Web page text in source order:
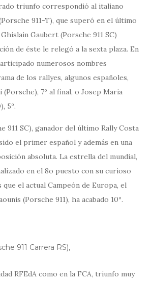
triunfo correspondió al italiano
911-T), que superó en el último
Gaubert (Porsche 911 SC)
de éste le relegó a la sexta plaza. En
numerosos nombres
de los rallyes, algunos españoles,
7º al final, o Josep Maria
5º.
911 SC), ganador del último Rally Costa
el primer español y además en una
absoluta. La estrella del mundial,
en el 8o puesto con su curioso
que el actual Campeón de Europa, el
(Porsche 911), ha acabado 10º.
911 Carrera RS),
RFEdA como en la FCA, triunfo muy